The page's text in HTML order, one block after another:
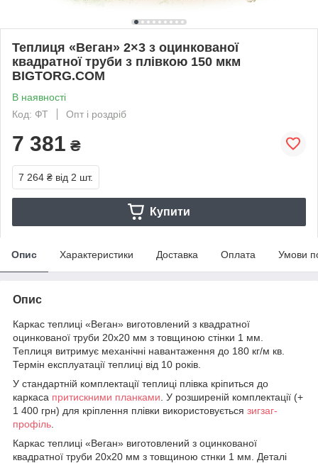
Теплиця «Веган» 2×3 з оцинкованої
квадратної труби з плівкою 150 мкм
BIGTORG.COM
В наявності
Код: ФТ
Опт і роздріб
7 381 ₴
7 264 ₴ від 2 шт.
Купити
Опис Характеристики Доставка Оплата Умови
Опис
Каркас теплиці «Веган» виготовлений з квадратної
оцинкованої труби 20х20 мм з товщиною стінки 1 мм.
Теплиця витримує механічні навантаження до 180 кг/м кв.
Термін експлуатації теплиці від 10 років.
У стандартній комплектації теплиці плівка кріпиться до
каркаса притискними планками . У розширеній комплектації (+
1 400 грн) для кріплення плівки використовується зигзаг-
профіль
Каркас теплиці «Веган» виготовлений з оцинкованої
квадратної труби 20х20 мм з товщиною стнки 1 мм. Деталі